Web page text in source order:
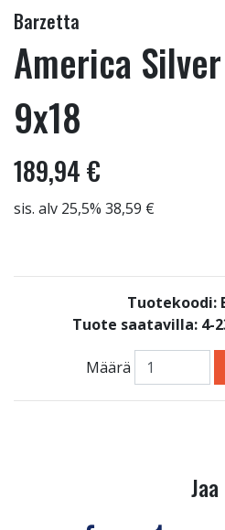
Barzetta
America
9x18
189,94 €
sis. alv 25,5% 38,59 €
Tuotekoodi:
Tuote saatavilla: 4-
Määrä
Jaa